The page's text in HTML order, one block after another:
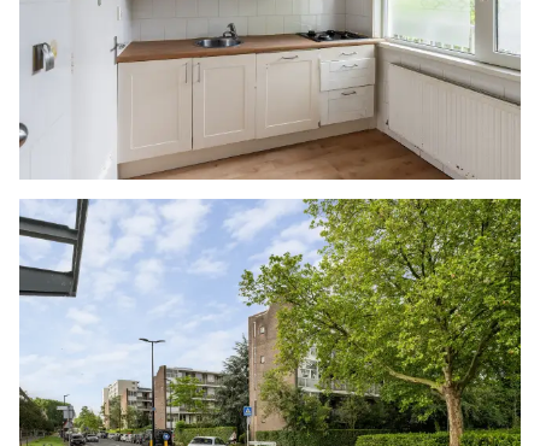
van zaken en vragenlijst B
- Oplevering in overleg, kan snel
Woonoppervlakte
De Meetinstructie is gebaseerd op de NEN2580.
De Meetinstructie is bedoeld om een meer
eenduidige manier van meten toe te passen voor
het geven van een indicatie van de
gebruiksoppervlakte. De Meetinstructie sluit
verschillen in meetuitkomsten niet volledig uit,
door bijvoorbeeld interpretatieverschillen,
afrondingen of beperkingen bij het uitvoeren